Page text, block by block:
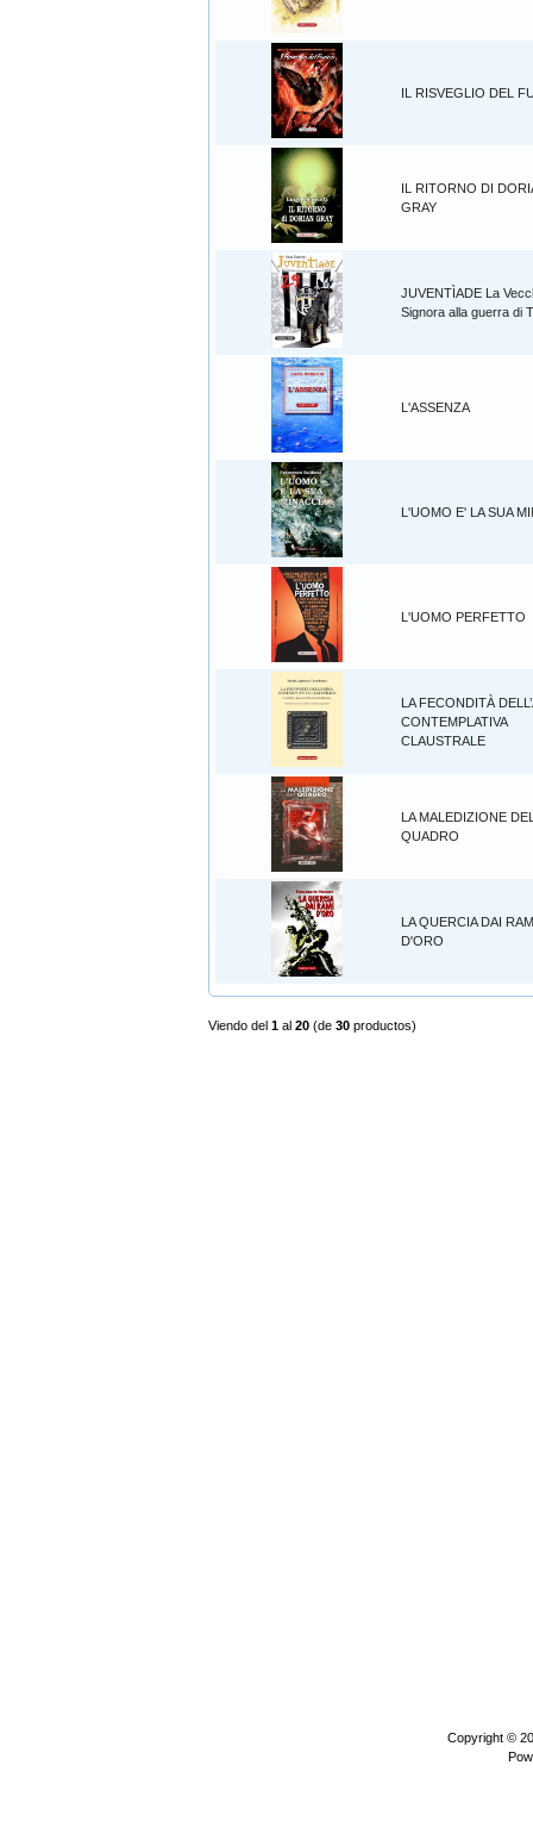
IL RISVEGLIO DEL
IL RITORNO DI
GRAY
JUVENTÌADE La
Signora alla guerra di
L'ASSENZA
L'UOMO E' LA SUA
L'UOMO PERFETTO
LA FECONDITÀ
CONTEMPLATIVA
CLAUSTRALE
LA MALEDIZIONE
QUADRO
LA QUERCIA DAI
D'ORO
Viendo del 1 al 20 (de 30 productos)
Copyright ©